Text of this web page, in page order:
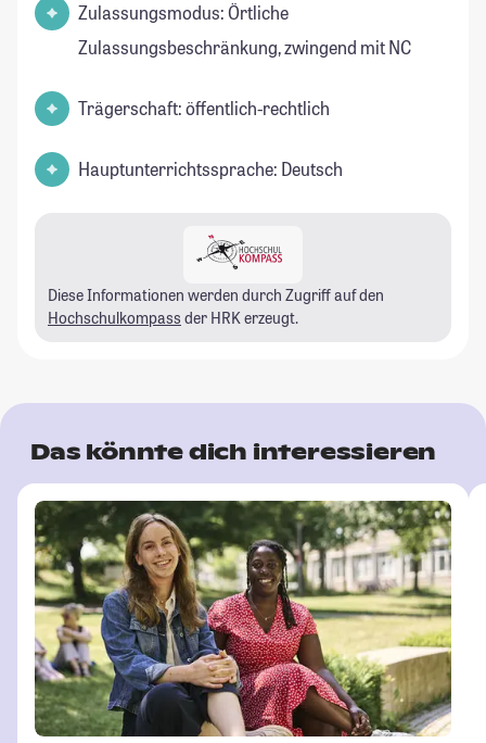
Zulassungsmodus: Örtliche
Zulassungsbeschränkung, zwingend mit NC
Trägerschaft: öffentlich-rechtlich
Hauptunterrichtssprache: Deutsch
Diese Informationen werden durch Zugriff auf den
Hochschulkompass der HRK erzeugt.
Das könnte dich interessieren